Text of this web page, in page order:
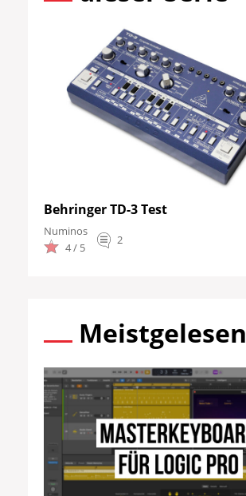
Behringer TD-3 Test
Numinos
4 / 5
2
Meistgelesen